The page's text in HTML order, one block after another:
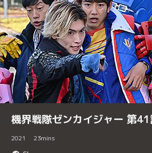
機界戦隊ゼンカイジャー 第
2021 23mins